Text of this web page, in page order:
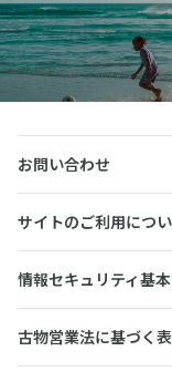
お問い合わせ
サイトのご利用につ
情報セキュリティ基
古物営業法に基づく